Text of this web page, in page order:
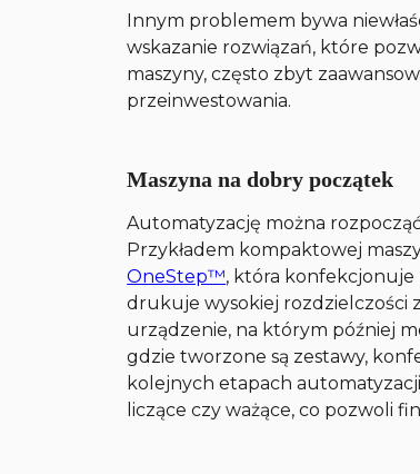
Innym problemem bywa
wskazanie rozwiązań, które
maszyny, często zbyt
przeinwestowania.
Maszyna na dobry początek
Automatyzację można
Przykładem kompaktowej
OneStep™, która konfekcjonuje
drukuje wysokiej rozdzielczości
urządzenie, na którym później
gdzie tworzone są zestawy,
kolejnych etapach
liczące czy ważące, co pozwoli